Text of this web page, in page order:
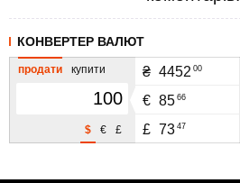
КОНВЕРТЕР ВАЛЮТ
продати купити
£
€
$
₴ 4452 00
€ 85 66
£ 73 47